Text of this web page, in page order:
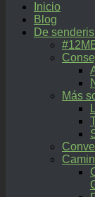
Inicio
Blog
De
Más